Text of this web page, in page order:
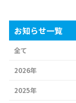
お知らせ一覧
全て
2026年
2025年